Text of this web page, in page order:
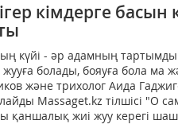
кімдерге басын
күйі - әр адамның тартымды
жууға болады, бояуға бола ма
және трихолог Аида
Massaget.kz тілшісі "О
қаншалық жиі жуу керегі